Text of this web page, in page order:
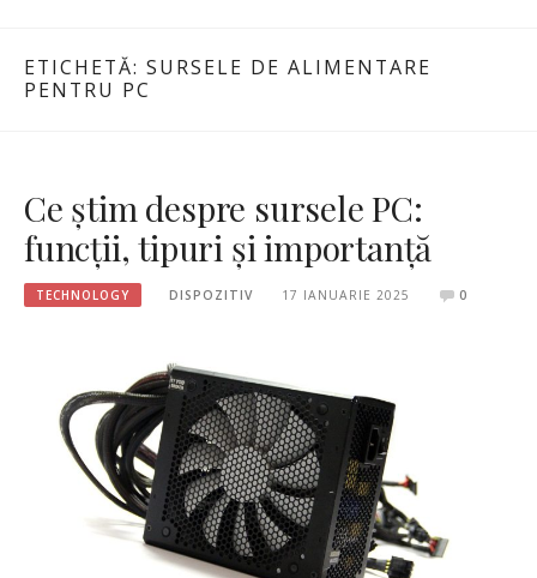
ETICHETĂ: SURSELE DE ALIMENTARE
PENTRU PC
Ce știm despre sursele PC:
funcții, tipuri și importanță
TECHNOLOGY DISPOZITIV 17 IANUARIE 2025 0